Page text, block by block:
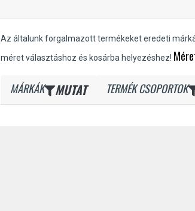
Az általunk forgalmazott termékeket eredeti
méret választáshoz és kosárba helyezéshez!
MÁRKÁK MUTAT TERMÉK CSOPORTOK